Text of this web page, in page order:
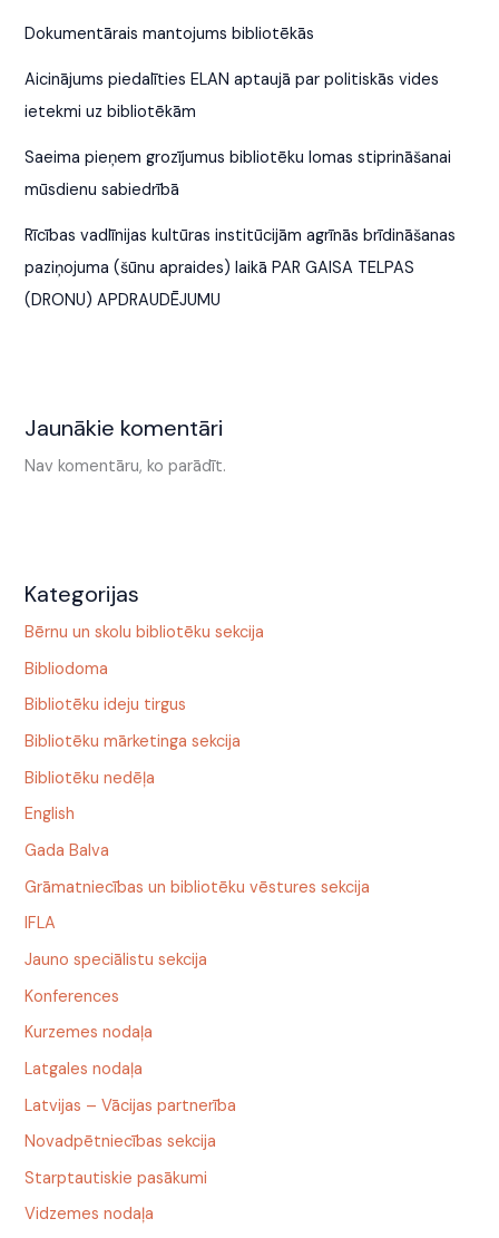
Dokumentārais mantojums bibliotēkās
Aicinājums piedalīties ELAN aptaujā par politiskās vides
ietekmi uz bibliotēkām
Saeima pieņem grozījumus bibliotēku lomas stiprināšanai
mūsdienu sabiedrībā
Rīcības vadlīnijas kultūras institūcijām agrīnās brīdināšanas
paziņojuma (šūnu apraides) laikā PAR GAISA TELPAS
(DRONU) APDRAUDĒJUMU
Jaunākie komentāri
Nav komentāru, ko parādīt.
Kategorijas
Bērnu un skolu bibliotēku sekcija
Bibliodoma
Bibliotēku ideju tirgus
Bibliotēku mārketinga sekcija
Bibliotēku nedēļa
English
Gada Balva
Grāmatniecības un bibliotēku vēstures sekcija
IFLA
Jauno speciālistu sekcija
Konferences
Kurzemes nodaļa
Latgales nodaļa
Latvijas – Vācijas partnerība
Novadpētniecības sekcija
Starptautiskie pasākumi
Vidzemes nodaļa